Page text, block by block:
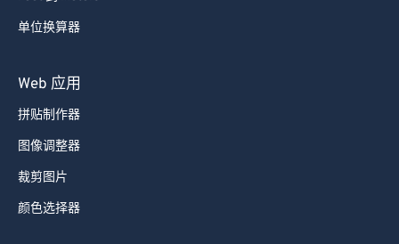
单位换算器
Web 应用
拼贴制作器
图像调整器
裁剪图片
颜色选择器